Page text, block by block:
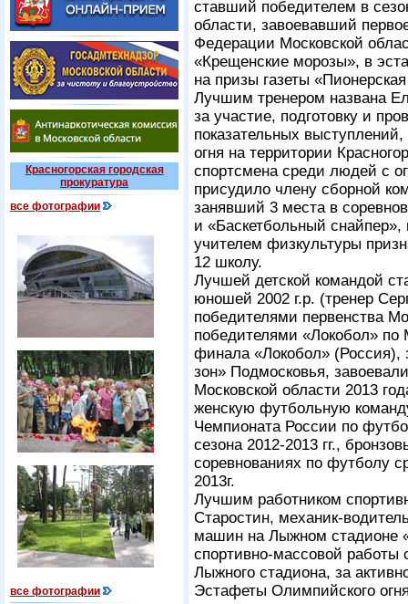
Красногорская городская
прокуратура
все фотографии
все фотографии
ставший победителем в
области, завоевавший
Федерации Московской
«Крещенские морозы», в
на призы газеты
Лучшим тренером названа
за участие, подготовку и
показательных
огня на территории
спортсмена среди людей с
присудило члену сборной
занявший 3 места в
и «Баскетбольный
учителем физкультуры
12 школу.
Лучшей детской командой
юношей 2002 г.р. (тренер
победителями первенства
победителями «Локобол» по
финала «Локобол» (Россия),
зон» Подмосковья,
Московской области 2013
женскую футбольную
Чемпионата России по
сезона 2012-2013 гг.,
соревнованиях по футболу
2013г.
Лучшим работником
Старостин, механик-
машин на Лыжном стадионе
спортивно-массовой работы
Лыжного стадиона, за
Эстафеты Олимпийского